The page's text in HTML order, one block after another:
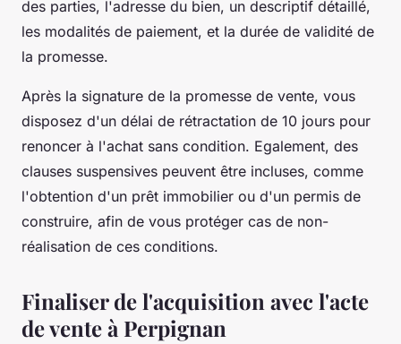
des parties, l'adresse du bien, un descriptif détaillé,
les modalités de paiement, et la durée de validité de
la promesse.
Après la signature de la promesse de vente, vous
disposez d'un délai de rétractation de 10 jours pour
renoncer à l'achat sans condition. Egalement, des
clauses suspensives peuvent être incluses, comme
l'obtention d'un prêt immobilier ou d'un permis de
construire, afin de vous protéger cas de non-
réalisation de ces conditions.
Finaliser de l'acquisition avec l'acte
de vente à Perpignan